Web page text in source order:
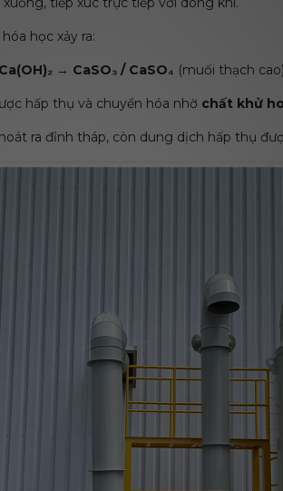
học xảy ra:
→ CaSO₃ / CaSO₄ (muối thạch
hấp thụ và chuyển hóa nhờ chất khử
ra đỉnh tháp, còn dung dịch hấp thụ